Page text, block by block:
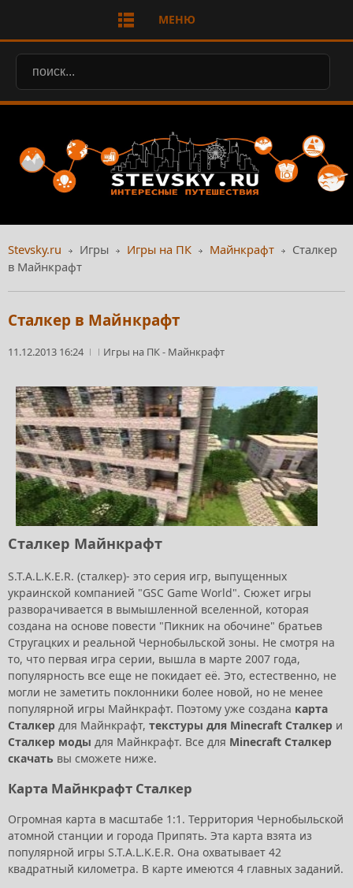
МЕНЮ
Stevsky.ru Игры Игры на ПК Майнкрафт
Сталкер
в Майнкрафт
Сталкер в Майнкрафт
11.12.2013 16:24 Игры на ПК- Майнкрафт
Сталкер Майнкрафт
S.T.A.L.K.E.R. (сталкер)- это серия игр, выпущенных
украинской компанией "GSC Game World". Сюжет игры
разворачивается в вымышленной вселенной, которая
создана на основе повести "Пикник на обочине" братьев
Стругацких и реальной Чернобыльской зоны. Не смотря на
то, что первая игра серии, вышла в марте 2007 года,
популярность все еще не покидает её. Это, естественно, не
могли не заметить поклонники более новой, но не менее
популярной игры Майнкрафт. Поэтому уже создана карта
Сталкер для Майнкрафт, текстуры для Minecraft Сталкер и
Сталкер моды для Майнкрафт. Все для Minecraft Сталкер
скачать вы сможете ниже.
Карта Майнкрафт Сталкер
Огромная карта в масштабе 1:1. Территория Чернобыльской
атомной станции и города Припять. Эта карта взята из
популярной игры S.T.A.L.K.E.R. Она охватывает 42
квадратный километра. В карте имеются 4 главных заданий.